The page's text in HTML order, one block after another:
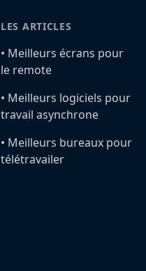
LES ARTICLES
•️ Meilleurs écrans pour
le remote
•️ Meilleurs logiciels pour
travail asynchrone
•️ Meilleurs bureaux pour
télétravailer